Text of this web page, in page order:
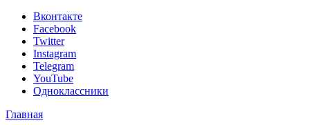
Вконтакте
Facebook
Twitter
Instagram
Telegram
YouTube
Одноклассники
Главная